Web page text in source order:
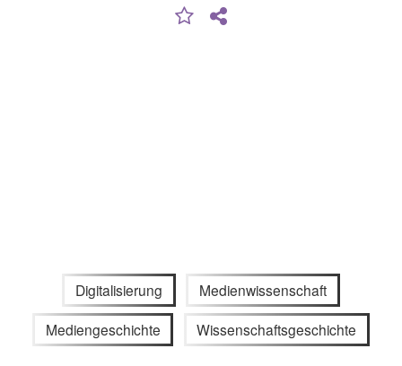
Digitalisierung Medienwissenschaft
Mediengeschichte Wissenschaftsgeschichte